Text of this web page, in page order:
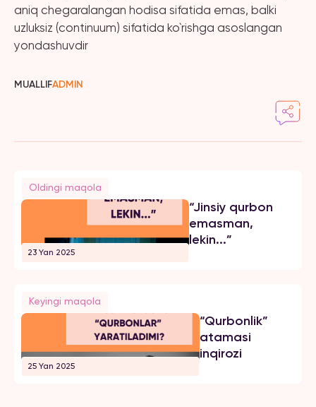
aniq chegaralangan hodisa sifatida emas, balki
uzluksiz (continuum) sifatida ko`rishga asoslangan
yondashuvdir
MUALLIFADMIN
Oldingi maqola
23 Yan 2025
“Jinsiy qurbon
emasman,
lekin...”
Keyingi maqola
25 Yan 2025
“Qurbonlik”
atamasi
inqirozi